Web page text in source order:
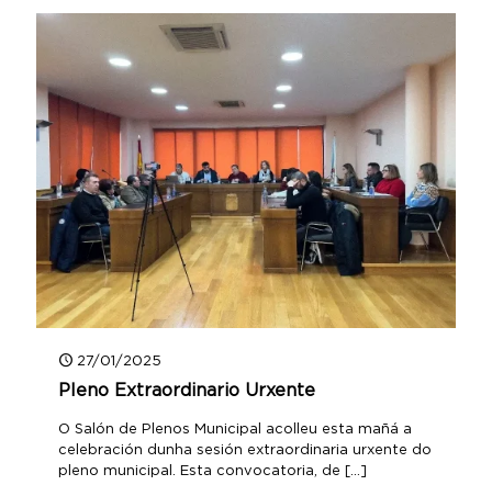
27/01/2025
Pleno Extraordinario Urxente
O Salón de Plenos Municipal acolleu esta mañá a
celebración dunha sesión extraordinaria urxente do
pleno municipal. Esta convocatoria, de […]